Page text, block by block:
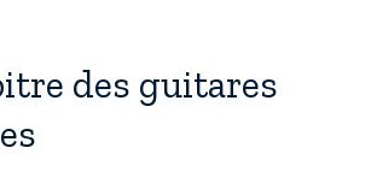
des guitares